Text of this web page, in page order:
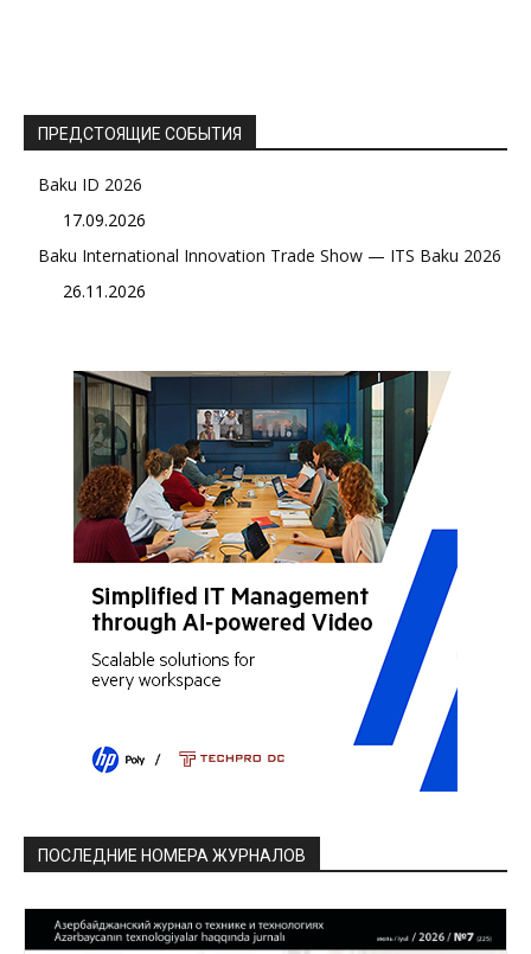
ПРЕДСТОЯЩИЕ СОБЫТИЯ
Baku ID 2026
17.09.2026
Baku International Innovation Trade Show — ITS Baku 2026
26.11.2026
ПОСЛЕДНИЕ НОМЕРА ЖУРНАЛОВ